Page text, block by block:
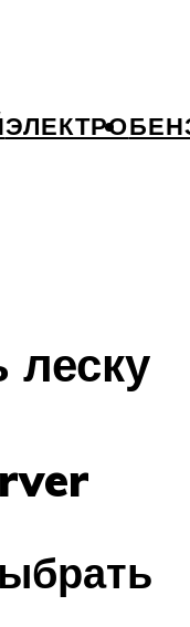
ЭЛЕКТРО
леску